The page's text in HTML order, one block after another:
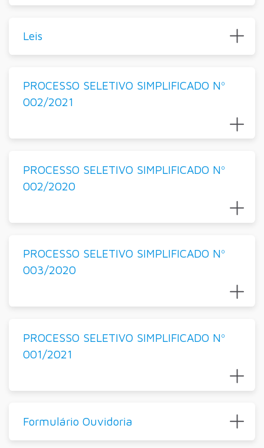
Leis
PROCESSO SELETIVO SIMPLIFICADO Nº
002/2021
PROCESSO SELETIVO SIMPLIFICADO Nº
002/2020
PROCESSO SELETIVO SIMPLIFICADO Nº
003/2020
PROCESSO SELETIVO SIMPLIFICADO Nº
001/2021
Formulário Ouvidoria